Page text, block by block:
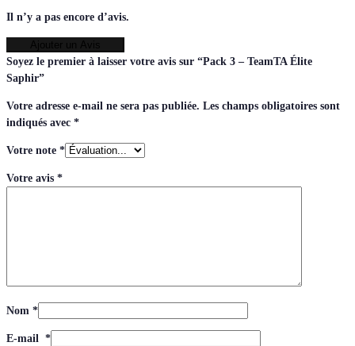
Il n’y a pas encore d’avis.
Soyez le premier à laisser votre avis sur “Pack 3 – TeamTA Élite
Saphir”
Votre adresse e-mail ne sera pas publiée. Les champs obligatoires sont
indiqués avec *
Votre note *
Votre avis *
Nom *
E-mail *